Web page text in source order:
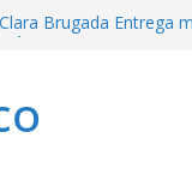
Clara Brugada Entrega
Chimalhuacán
Sheinbaum Entrega